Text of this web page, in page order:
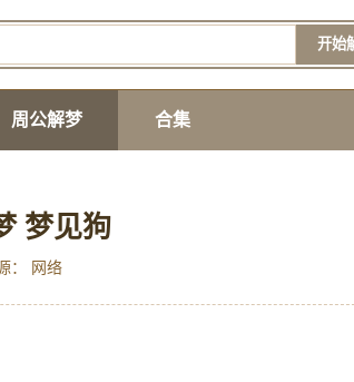
开始
周公解梦 合集
梦见狗
： 网络